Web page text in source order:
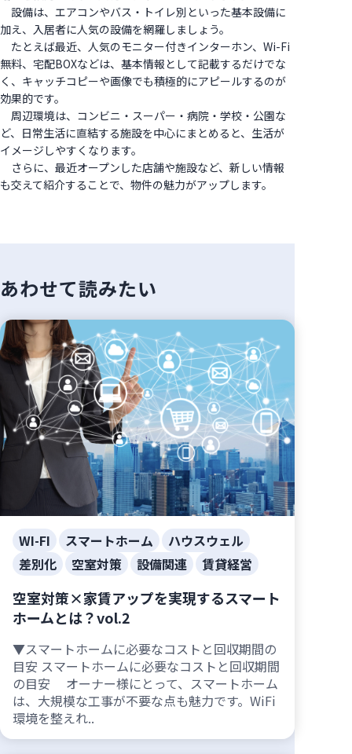
設備は、エアコンやバス・トイレ別といった基本設備に
加え、入居者に人気の設備を網羅しましょう。
たとえば最近、人気のモニター付きインターホン、Wi-Fi
無料、宅配BOXなどは、基本情報として記載するだけでな
く、キャッチコピーや画像でも積極的にアピールするのが
効果的です。
周辺環境は、コンビニ・スーパー・病院・学校・公園な
ど、日常生活に直結する施設を中心にまとめると、生活が
イメージしやすくなります。
さらに、最近オープンした店舗や施設など、新しい情報
も交えて紹介することで、物件の魅力がアップします。
あわせて読みたい
WI-FI スマートホーム
ハウスウェル
差別化
空室対策 設備関連 賃貸経営
空室対策×家賃アップを実現するスマート
ホームとは？vol.2
▼スマートホームに必要なコストと回収期間の
目安 スマートホームに必要なコストと回収期間
の目安 オーナー様にとって、スマートホーム
は、大規模な工事が不要な点も魅力です。WiFi
環境を整えれ..